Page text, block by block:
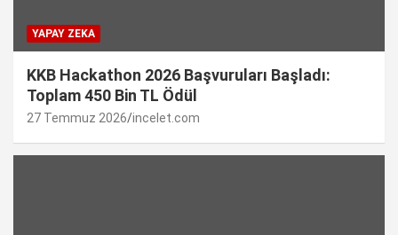
YAPAY ZEKA
KKB Hackathon 2026 Başvuruları Başladı:
Toplam 450 Bin TL Ödül
27 Temmuz 2026 incelet.com